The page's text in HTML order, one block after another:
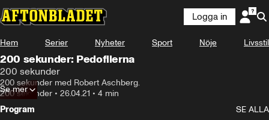
Logga in
Hem Serier Nyheter Sport Nöje Livsstil
200 sekunder: Pedofilerna
200 sekunder
200 sekunder med Robert Aschberg.
200 sekunder • 26.04.21 • 4 min
Se mer
Program
SE ALLA